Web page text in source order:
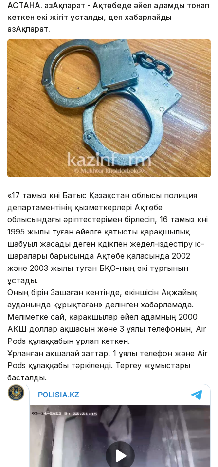
АСТАНА. ҚазАқпарат - Ақтөбеде әйел адамды тонап
кеткен екі жігіт ұсталды, деп хабарлайды
ҚазАқпарат.
«17 тамыз күні Батыс Қазақстан облысы полиция
департаментінің қызметкерлері Ақтөбе
облысындағы әріптестерімен бірлесіп, 16 тамыз күні
1995 жылы туған әйелге қатысты қарақшылық
шабуыл жасады деген күдікпен жедел-іздестіру іс-
шаралары барысында Ақтөбе қаласында 2002
және 2003 жылы туған БҚО-ның екі тұрғынын
ұстады.
Оның бірін Зашаған кентінде, екіншісін Ақжайық
ауданында құрықтаған» делінген хабарламада.
Мәліметке сай, қарақшылар әйел адамның 2000
АҚШ доллар ақшасын және 3 ұялы телефонын, Air
Pods құлаққабын ұрлап кеткен.
Ұрланған ақшалай заттар, 1 ұялы телефон және Air
Pods құлаққабы тәркіленді. Тергеу жұмыстары
басталды.